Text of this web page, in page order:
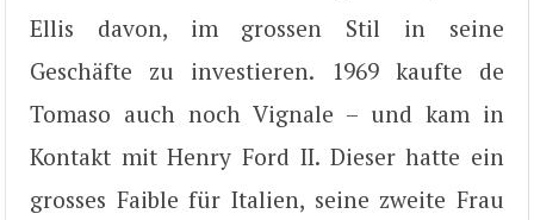
Ellis davon, im grossen Stil in seine
Geschäfte zu investieren. 1969 kaufte de
Tomaso auch noch Vignale – und kam in
Kontakt mit Henry Ford II. Dieser hatte ein
grosses Faible für Italien, seine zweite Frau